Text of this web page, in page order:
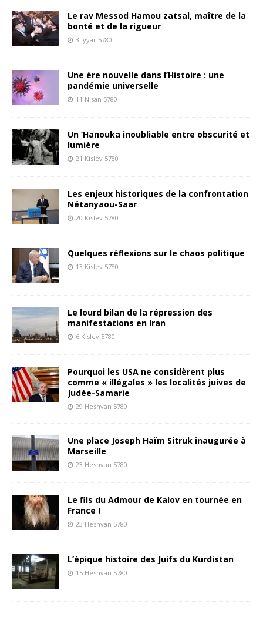
Le rav Messod Hamou zatsal, maître de la
bonté et de la rigueur
3 Iyyar 5780
Une ère nouvelle dans l’Histoire : une
pandémie universelle
11 Nisan 5780
Un ‘Hanouka inoubliable entre obscurité et
lumière
21 Kislev 5780
Les enjeux historiques de la confrontation
Nétanyaou-Saar
20 Kislev 5780
Quelques réﬂexions sur le chaos politique
13 Kislev 5780
Le lourd bilan de la répression des
manifestations en Iran
6 Kislev 5780
Pourquoi les USA ne considèrent plus
comme « illégales » les localités juives de
Judée-Samarie
29 Heshvan 5780
Une place Joseph Haïm Sitruk inaugurée à
Marseille
23 Heshvan 5780
Le fils du Admour de Kalov en tournée en
France !
23 Heshvan 5780
L’épique histoire des Juifs du Kurdistan
15 Heshvan 5780